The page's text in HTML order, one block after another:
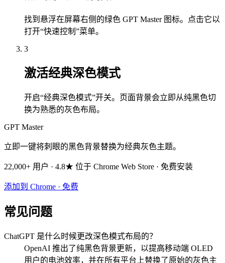
找到悬浮在屏幕右侧的绿色 GPT Master 图标。点击它以
打开“快速控制”菜单。
3
激活经典深色模式
开启“经典深色模式”开关。页面背景会立即从纯黑色切
换为熟悉的灰色布局。
GPT Master
立即一键将刺眼的黑色背景替换为经典灰色主题。
22,000+ 用户 · 4.8★ 位于 Chrome Web Store · 免费安装
添加到 Chrome · 免费
常见问题
ChatGPT 是什么时候更改深色模式布局的？
OpenAI 推出了纯黑色背景更新，以提高移动端 OLED
用户的电池效率，并在所有平台上替换了原始的灰色主